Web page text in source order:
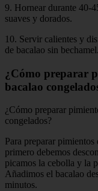
9. Hornear durante 40-
suaves y dorados.
10. Servir calientes y
de bacalao sin bechamel.
¿Cómo preparar
bacalao
¿Cómo preparar
congelados?
Para preparar
primero debemos
picamos la cebolla y la
Añadimos el bacalao
minutos.